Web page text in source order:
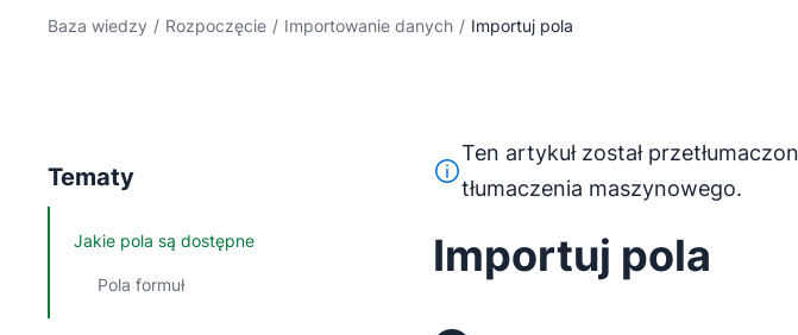
Baza wiedzy / Rozpoczęcie / Importowanie danych / Importuj pola
Tematy
Jakie pola są dostępne
Pola formuł
Ten tekst został przetłumaczony z
Ten artykuł został
tłumaczenia maszynowego.
Importuj pola